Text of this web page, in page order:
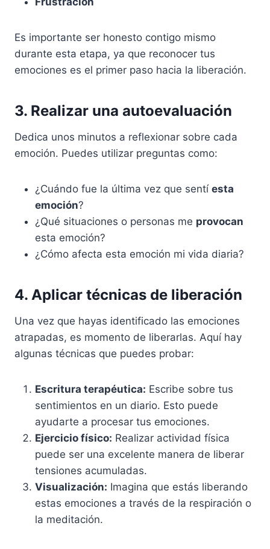
Es importante ser honesto contigo mismo
durante esta etapa, ya que reconocer tus
emociones es el primer paso hacia la liberación.
3. Realizar una autoevaluación
Dedica unos minutos a reflexionar sobre cada
emoción. Puedes utilizar preguntas como:
¿Cuándo fue la última vez que sentí esta
emoción?
¿Qué situaciones o personas me provocan
esta emoción?
¿Cómo afecta esta emoción mi vida diaria?
4. Aplicar técnicas de liberación
Una vez que hayas identificado las emociones
atrapadas, es momento de liberarlas. Aquí hay
algunas técnicas que puedes probar:
Escritura terapéutica: Escribe sobre tus
sentimientos en un diario. Esto puede
ayudarte a procesar tus emociones.
Ejercicio físico: Realizar actividad física
puede ser una excelente manera de liberar
tensiones acumuladas.
Visualización: Imagina que estás liberando
estas emociones a través de la respiración o
la meditación.